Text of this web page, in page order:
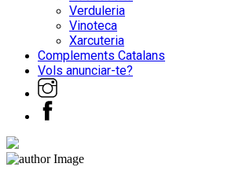
Verduleria
Vinoteca
Xarcuteria
Complements Catalans
Vols anunciar-te?